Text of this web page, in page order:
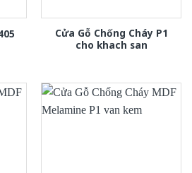
Cửa Gỗ Chống Cháy P1
cho khach san